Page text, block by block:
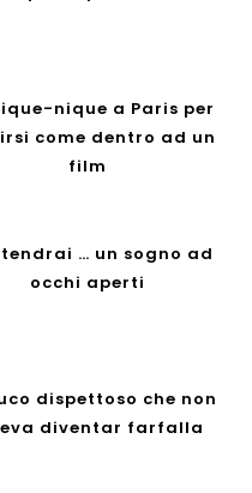
nique a Paris per
come dentro ad un
film
… un sogno ad
occhi aperti
dispettoso che non
diventar farfalla